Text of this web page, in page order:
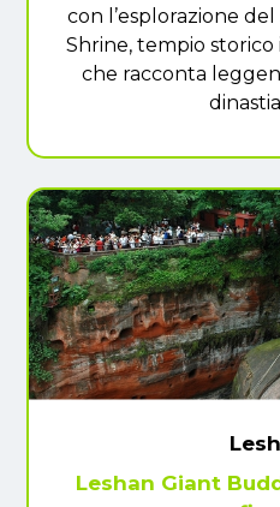
con l’esplorazione
Shrine, tempio storico
che racconta
Leshan Giant